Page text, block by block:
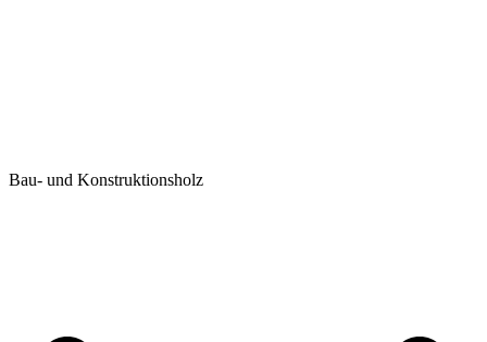
Bau- und Konstruktionsholz